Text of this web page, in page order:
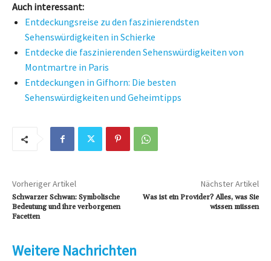
Auch interessant:
Entdeckungsreise zu den faszinierendsten
Sehenswürdigkeiten in Schierke
Entdecke die faszinierenden Sehenswürdigkeiten von
Montmartre in Paris
Entdeckungen in Gifhorn: Die besten
Sehenswürdigkeiten und Geheimtipps
Vorheriger Artikel
Schwarzer Schwan: Symbolische
Bedeutung und ihre verborgenen
Facetten
Nächster Artikel
Was ist ein Provider? Alles, was Sie
wissen müssen
Weitere Nachrichten